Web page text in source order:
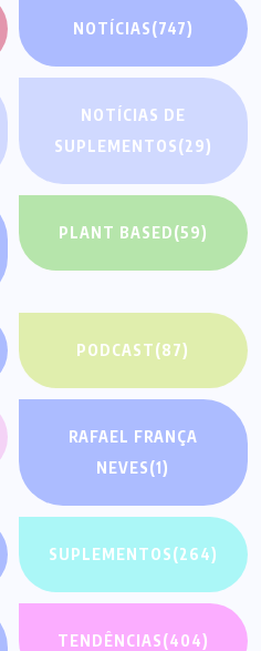
NOTÍCIAS(747)
NOTÍCIAS DE
SUPLEMENTOS(29)
PLANT BASED(59)
PODCAST(87)
RAFAEL FRANÇA
NEVES(1)
SUPLEMENTOS(264)
TENDÊNCIAS(404)